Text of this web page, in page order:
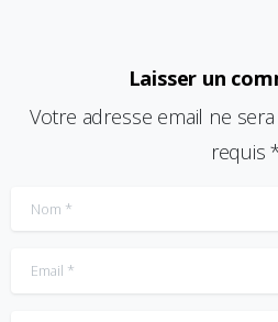
Laisser un
Votre adresse email ne
requis
Nom*
Email*